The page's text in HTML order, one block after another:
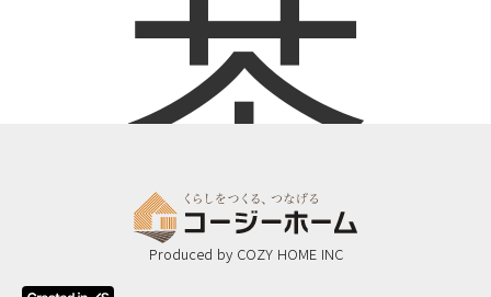
茶
Produced by COZY HOME INC